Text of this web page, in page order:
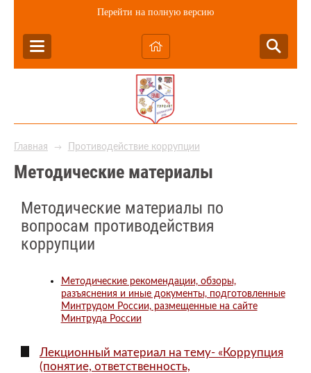
Перейти на полную версию
Главная → Противодействие коррупции
Методические материалы
Методические материалы по
вопросам противодействия
коррупции
Методические рекомендации, обзоры,
разъяснения и иные документы, подготовленные
Минтрудом России, размещенные на сайте
Минтруда России
Лекционный материал на тему- «Коррупция
(понятие, ответственность,